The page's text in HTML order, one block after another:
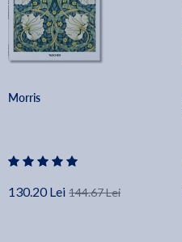
Morris
130.20 Lei 144.67 Lei